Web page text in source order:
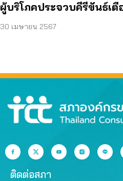
ผู้บริโภคประจวบคีรีขันธ์เ
30 เมษายน 2567
ติดต่อสภา